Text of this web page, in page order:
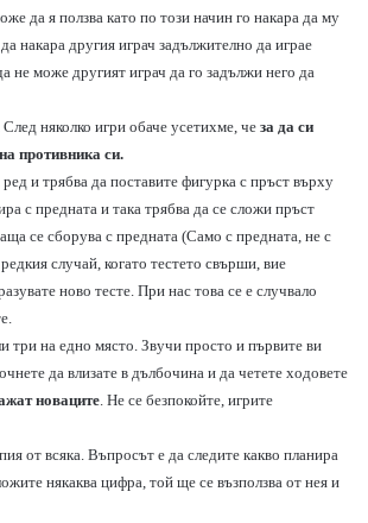
да я ползва като по този начин го накара да му
накара другия играч задължително да играе
не може другият играч да го задължи него да
няколко игри обаче усетихме, чеза да си
противника си.
и трябва да поставите фигурка с пръст върху
с предната и така трябва да се сложи пръст
се сборува с предната (Само с предната, не с
случай, когато тестето свърши, вие
ново тесте. При нас това се е случвало
три на едно място. Звучи просто и първите ви
да влизате в дълбочина и да четете ходовете
новаците. Не се безпокойте, игрите
от всяка. Въпросът е да следите какво планира
някаква цифра, той ще се възползва от нея и